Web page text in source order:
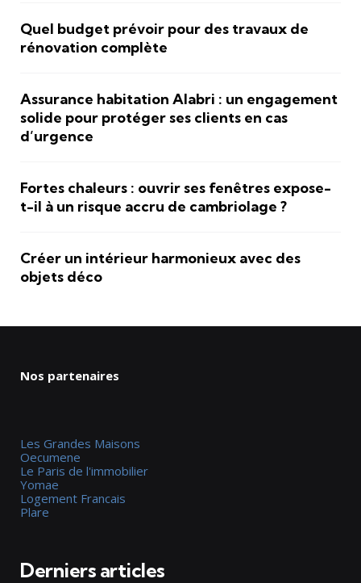
Quel budget prévoir pour des travaux de
rénovation complète
Assurance habitation Alabri : un engagement
solide pour protéger ses clients en cas
d’urgence
Fortes chaleurs : ouvrir ses fenêtres expose-
t-il à un risque accru de cambriolage ?
Créer un intérieur harmonieux avec des
objets déco
Nos partenaires
Les Grandes Maisons
Oecumene
Le Paris de l'immobilier
Yomae
Logement Francais
Plare
Derniers articles